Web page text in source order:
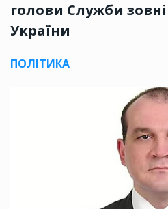
голови Служби
України
ПОЛІТИКА